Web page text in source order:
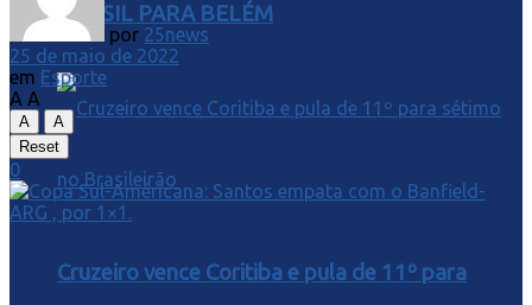
BRASIL PARA BELÉM
Cruzeiro vence Coritiba e pula de 11º para
por 25news
25 de maio de 2022
em Esporte
A A
A
A
Reset
0